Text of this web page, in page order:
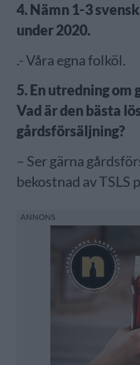
4. Nämn 1-3
under 2020.
.- Våra egna folköl.
5. En utredning
Vad är den bästa
gårdsförsäljning?
– Ser gärna
bekostnad av TSLS